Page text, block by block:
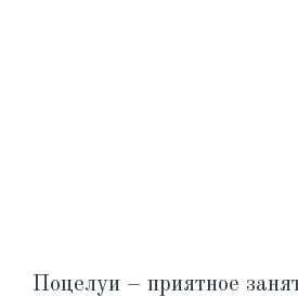
Поцелуи – приятное